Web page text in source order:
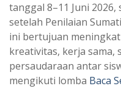
tanggal 8–11 Juni
setelah Penilaian
ini bertujuan
kreativitas, kerja sama,
persaudaraan antar
mengikuti lomba Baca